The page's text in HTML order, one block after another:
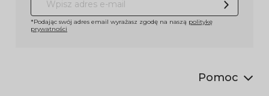
*Podając swój adres email wyrażasz zgodę na naszą politykę
prywatności
Pomoc